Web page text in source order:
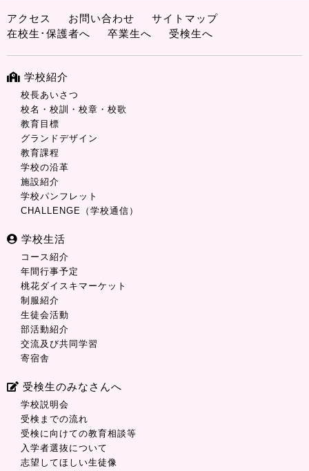
アクセス お問い合わせ
サイトマップ
在校生･保護者へ
卒業生へ 受検生へ
学校紹介
校長あいさつ
校名・校訓・校章・校歌
教育目標
グランドデザイン
教育課程
学校の沿革
施設紹介
学校パンフレット
CHALLENGE（学校通信）
学校生活
コース紹介
年間行事予定
桃花ダイスキマーケット
制服紹介
生徒会活動
部活動紹介
交流及び共同学習
寄宿舎
受検生のみなさんへ
学校説明会
受検までの流れ
受検に向けての教育相談等
入学者選抜について
志望してほしい生徒像